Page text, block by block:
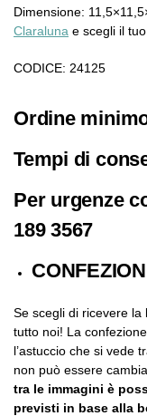
Dimensione:
Claraluna e scegli il
CODICE: 24125
Ordine
Tempi di
Per urgenze
189 3567
Se scegli di ricevere
tutto noi! La
l’astuccio che si vede
non può essere
tra le immagini è
previsti in base alla